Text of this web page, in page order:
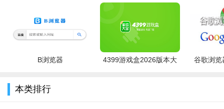
B浏览器
4399游戏盒2026版本大
谷歌浏览
本类排行